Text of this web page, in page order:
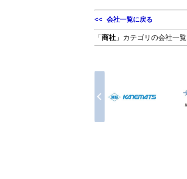
<< 会社一覧に戻る
「商社 」カテゴリの会社一覧